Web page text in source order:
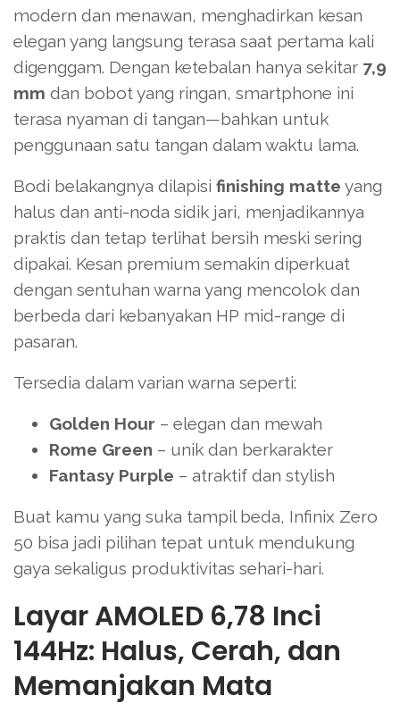
modern dan menawan, menghadirkan kesan
elegan yang langsung terasa saat pertama kali
digenggam. Dengan ketebalan hanya sekitar 7,9
mm dan bobot yang ringan, smartphone ini
terasa nyaman di tangan—bahkan untuk
penggunaan satu tangan dalam waktu lama.
Bodi belakangnya dilapisi finishing matte yang
halus dan anti-noda sidik jari, menjadikannya
praktis dan tetap terlihat bersih meski sering
dipakai. Kesan premium semakin diperkuat
dengan sentuhan warna yang mencolok dan
berbeda dari kebanyakan HP mid-range di
pasaran.
Tersedia dalam varian warna seperti:
Golden Hour – elegan dan mewah
Rome Green – unik dan berkarakter
Fantasy Purple – atraktif dan stylish
Buat kamu yang suka tampil beda, Infinix Zero
50 bisa jadi pilihan tepat untuk mendukung
gaya sekaligus produktivitas sehari-hari.
Layar AMOLED 6,78 Inci
144Hz: Halus, Cerah, dan
Memanjakan Mata